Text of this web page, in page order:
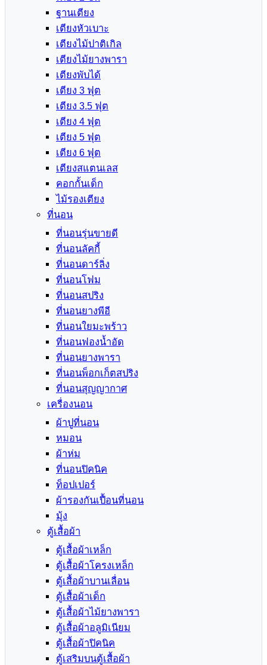
ฐานเตียง
เตียงหัวเบาะ
เตียงไม้ปาติเกิล
เตียงไม้ยางพารา
เตียงพับได้
เตียง 3 ฟุต
เตียง 3.5 ฟุต
เตียง 4 ฟุต
เตียง 5 ฟุต
เตียง 6 ฟุต
เตียงสแตนเลส
คอกกั้นเด็ก
ไม้รองเตียง
ที่นอน
ที่นอนรุ่นขายดี
ที่นอนลัคกี้
ที่นอนดาร์ลิ่ง
ที่นอนโฟม
ที่นอนสปริง
ที่นอนยางพีอี
ที่นอนใยมะพร้าว
ที่นอนฟองน้ำอัด
ที่นอนยางพารา
ที่นอนพ็อกเก็ตสปริง
ที่นอนสุญญากาศ
เครื่องนอน
ผ้าปูที่นอน
หมอน
ผ้าห่ม
ที่นอนปิคนิค
ท็อปเปอร์
ผ้ารองกันเปื้อนที่นอน
มุ้ง
ตู้เสื้อผ้า
ตู้เสื้อผ้าเหล็ก
ตู้เสื้อผ้าโครงเหล็ก
ตู้เสื้อผ้าบานเลื่อน
ตู้เสื้อผ้าเด็ก
ตู้เสื้อผ้าไม้ยางพารา
ตู้เสื้อผ้าอลูมิเนียม
ตู้เสื้อผ้าปิคนิค
ตู้เสริมบนตู้เสื้อผ้า